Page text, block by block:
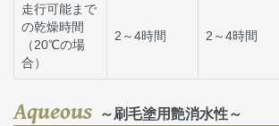
走行可能まで
の乾燥時間
（20℃の場
合）
2～4時間 2～4時間
Aqueous ～刷毛塗用艶消水性～